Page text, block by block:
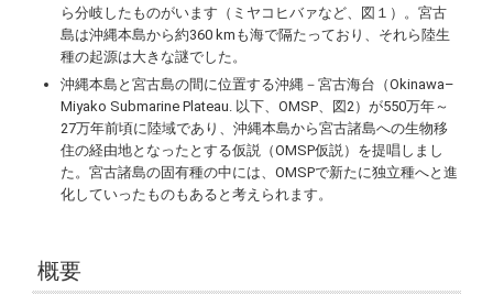
ら分岐したものがいます（ミヤコヒバァなど、図１）。宮古
島は沖縄本島から約360 kmも海で隔たっており、それら陸生
種の起源は大きな謎でした。
沖縄本島と宮古島の間に位置する沖縄－宮古海台（Okinawa–
Miyako Submarine Plateau. 以下、OMSP、図2）が550万年～
27万年前頃に陸域であり、沖縄本島から宮古諸島への生物移
住の経由地となったとする仮説（OMSP仮説）を提唱しまし
た。宮古諸島の固有種の中には、OMSPで新たに独立種へと進
化していったものもあると考えられます。
概要